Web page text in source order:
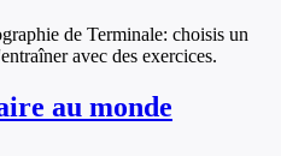
de Terminale: choisis un
avec des exercices.
au monde